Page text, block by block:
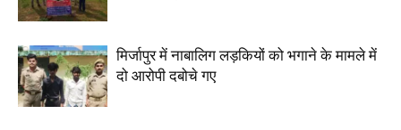
मिर्जापुर में नाबालिग लड़कियों को भगाने के मामले में
दो आरोपी दबोचे गए